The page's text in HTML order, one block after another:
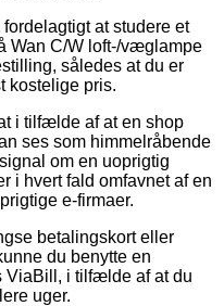
at studere et
Wan C/W loft-/væglampe
således at du er
kostelige pris.
i tilfælde af at en shop
ses som himmelråbende
om en uoprigtig
i hvert fald omfavnet af en
e-firmaer.
betalingskort eller
du benytte en
ViaBill, i tilfælde af at du
uger.